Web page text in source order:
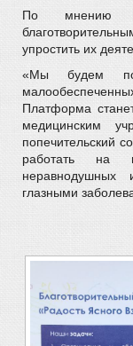
По мнению
упростить их
«Мы будем
Платформа
медицинским
попечительский
работать на
глазными